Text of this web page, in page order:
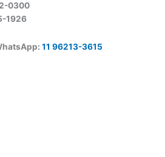
0300
1926
11 96213-3615